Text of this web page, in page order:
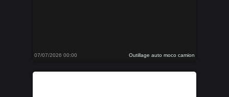
07/07/2026 00:00 Outillage auto moco camion